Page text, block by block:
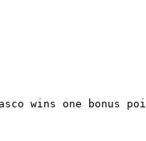
wins one bonus